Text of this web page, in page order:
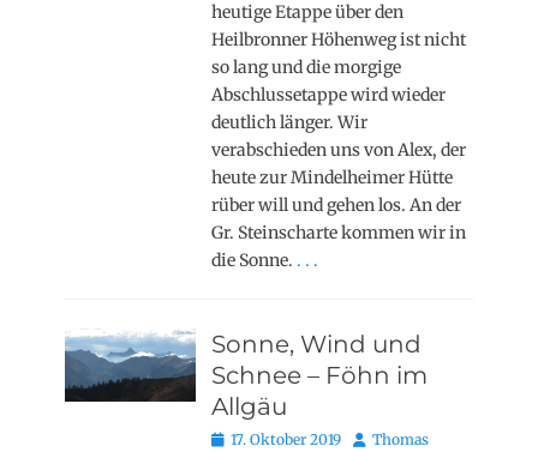
heutige Etappe über den
Heilbronner Höhenweg ist nicht
so lang und die morgige
Abschlussetappe wird wieder
deutlich länger. Wir
verabschieden uns von Alex, der
heute zur Mindelheimer Hütte
rüber will und gehen los. An der
Gr. Steinscharte kommen wir in
die Sonne. . . .
Sonne, Wind und
Schnee – Föhn im
Allgäu
Posted
17. Oktober 2019 AutorThomas